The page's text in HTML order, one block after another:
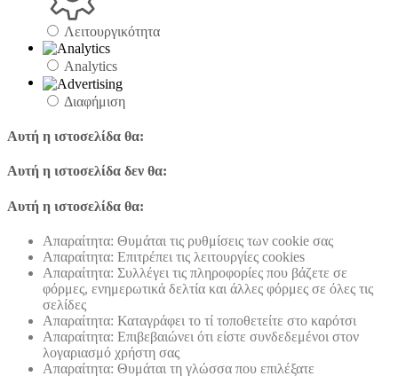
Λειτουργικότητα
Analytics
Διαφήμιση
Αυτή η ιστοσελίδα θα:
Αυτή η ιστοσελίδα δεν θα:
Αυτή η ιστοσελίδα θα:
Απαραίτητα: Θυμάται τις ρυθμίσεις των cookie σας
Απαραίτητα: Επιτρέπει τις λειτουργίες cookies
Απαραίτητα: Συλλέγει τις πληροφορίες που βάζετε σε
φόρμες, ενημερωτικά δελτία και άλλες φόρμες σε όλες τις
σελίδες
Απαραίτητα: Καταγράφει το τί τοποθετείτε στο καρότσι
Απαραίτητα: Επιβεβαιώνει ότι είστε συνδεδεμένοι στον
λογαριασμό χρήστη σας
Απαραίτητα: Θυμάται τη γλώσσα που επιλέξατε